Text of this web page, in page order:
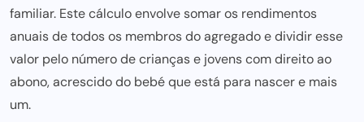
familiar. Este cálculo envolve somar os rendimentos
anuais de todos os membros do agregado e dividir esse
valor pelo número de crianças e jovens com direito ao
abono, acrescido do bebé que está para nascer e mais
um.